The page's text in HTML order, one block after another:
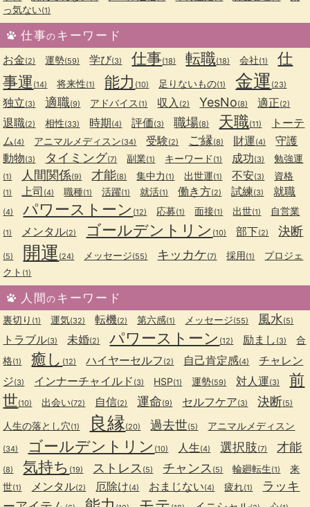
っ気ない(1)
仕事のキーワード
お金(2) 運勢(59) 学び(3) 仕事(18) 転職(18) 会社(1)
仕
事運 (14) 将来性(1) 能力 (10) 足りないもの(1) 金運 (23)
独立(3) 適職(9) アドバイス (1) 収入 (2) YesNo(8) 適正(2)
退職(2) 相性(33) 時期(4) 評価(3) 職場(8) 天職(11)
トーテ
ム (4) アニマルメディスン(34) 受験(2) ご縁(8) 財運(4)
守護
動物(3) タイミング(7) 副業(1) キーワード (1) 成功(3) 勉強運
(1) 人間関係(9) 才能(8) 集中力 (1) 出世運(1) 不安(3) 資格
(1) 上司 (4) 職種(1) 活躍(1) 就活(1) 働き方(2) 試練(3) 就職
(4) パワーストーン (12) 応募(1) 面接(1) 出世(1) 自営業
(1) メンタル(2) ゴールデントリン (10) 部下(2) 決断
(5) 開運 (24) メッセージ(55) キッカケ(7) 採用(1)
プロジェ
クト (1)
人間のキーワード
裏切り (1) 運気(32) 転機(2) 第六感(1) メッセージ(55) 風水(5)
トラブル(3) 未婚(2) パワーストーン (12) 励まし (3)
合
格(1) 癒し (12) ハイヤーセルフ (2) 自己肯定感(4)
チャレン
ジ(3) インナーチャイルド (3) HSP(1) 運勢(59) 対人運(3)
前
世(10) 出会い(72) 自信(2) 運命(9) セルフケア(3) 決断(5)
人生の落とし穴(1) 良縁(20) 過去世(5) アニマルメディスン
(34) ゴールデントリン (10) 人生(4) 選択肢(7) 才能
(8) 気持ち (19) ストレス (5) チャンス (5) 輪廻転生(1)
来
世(1) メンタル(2) 厄除け(4) おまじない(4) 疲れ(1)
ラッキ